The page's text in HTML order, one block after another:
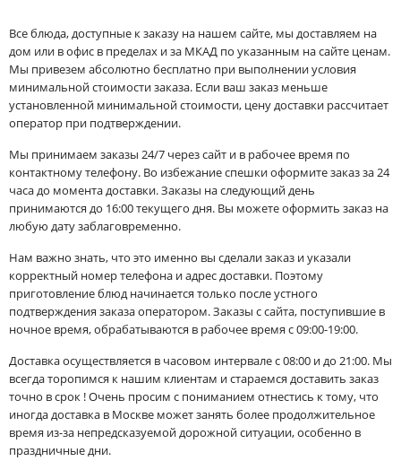
Все блюда, доступные к заказу на нашем сайте, мы доставляем на
дом или в офис в пределах и за МКАД по указанным на сайте ценам.
Мы привезем абсолютно бесплатно при выполнении условия
минимальной стоимости заказа. Если ваш заказ меньше
установленной минимальной стоимости, цену доставки рассчитает
оператор при подтверждении.
Мы принимаем заказы 24/7 через сайт и в рабочее время по
контактному телефону. Во избежание спешки оформите заказ за 24
часа до момента доставки. Заказы на следующий день
принимаются до 16:00 текущего дня. Вы можете оформить заказ на
любую дату заблаговременно.
Нам важно знать, что это именно вы сделали заказ и указали
корректный номер телефона и адрес доставки. Поэтому
приготовление блюд начинается только после устного
подтверждения заказа оператором. Заказы с сайта, поступившие в
ночное время, обрабатываются в рабочее время с 09:00-19:00.
Доставка осуществляется в часовом интервале с 08:00 и до 21:00. Мы
всегда торопимся к нашим клиентам и стараемся доставить заказ
точно в срок ! Очень просим с пониманием отнестись к тому, что
иногда доставка в Москве может занять более продолжительное
время из-за непредсказуемой дорожной ситуации, особенно в
праздничные дни.